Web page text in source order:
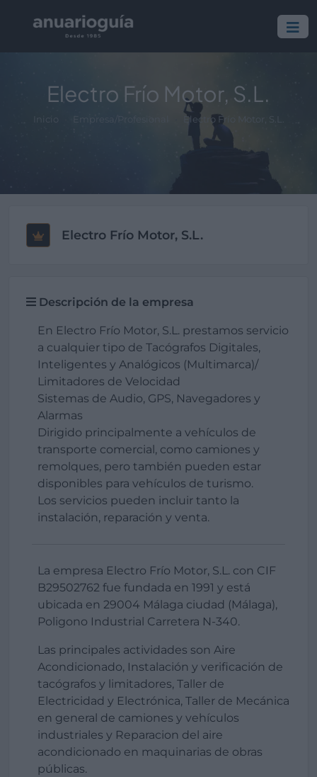
Electro Frío Motor, S.L.
Electro Frío Motor, S.L.
Electro Frío Motor, S.L.
Descripción de la empresa
En Electro Frío Motor, S.L. prestamos servicio
a cualquier tipo de Tacógrafos Digitales,
Inteligentes y Analógicos (Multimarca)/
Limitadores de Velocidad
Sistemas de Audio, GPS, Navegadores y
Alarmas
Dirigido principalmente a vehículos de
transporte comercial, como camiones y
remolques, pero también pueden estar
disponibles para vehículos de turismo.
Los servicios pueden incluir tanto la
instalación, reparación y venta.
La empresa Electro Frío Motor, S.L. con CIF
B29502762 fue fundada en 1991 y está
ubicada en 29004 Málaga ciudad (Málaga),
Poligono Industrial Carretera N-340.
Las principales actividades son Aire
Acondicionado, Instalación y verificación de
tacógrafos y limitadores, Taller de
Electricidad y Electrónica, Taller de Mecánica
en general de camiones y vehículos
industriales y Reparacion del aire
acondicionado en maquinarias de obras
públicas.